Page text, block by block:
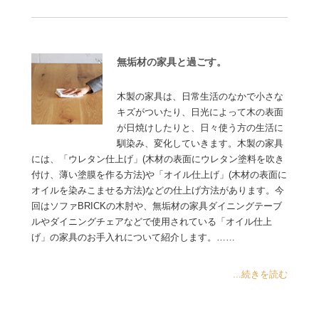
無垢材の家具と過ごす。
木製の家具は、日常生活のなかで小さな
キズがついたり、日光によって木の表面
が日焼けしたりと、日々使う方の生活に
馴染み、変化していきます。木製の家具
には、「ウレタン仕上げ」(木材の表面にウレタン塗料を吹き
付け、薄い塗膜を作る方法)や「オイル仕上げ」(木材の表面に
オイルを染みこませる方法)などの仕上げ方法があります。今
回はソファBRICKの木肘や、無垢材の家具ダイニングテーブ
ルやダイニングチェアなどで使用されている「オイル仕上
げ」の家具のお手入れについて紹介します。……
...続きを読む